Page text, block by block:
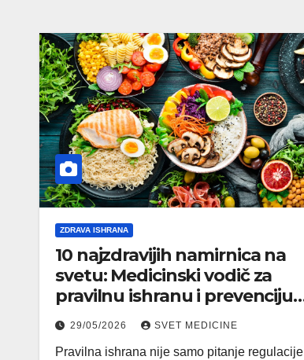
ZDRAVA ISHRANA
10 najzdravijih namirnica na
svetu: Medicinski vodič za
pravilnu ishranu i prevenciju
bolesti
29/05/2026 SVET MEDICINE
Pravilna ishrana nije samo pitanje regulacije